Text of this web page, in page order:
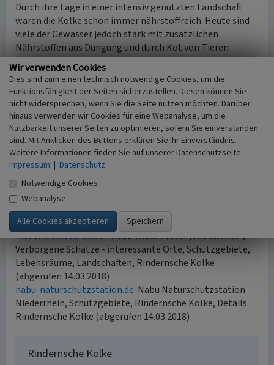
Durch ihre Lage in einer intensiv genutzten Landschaft
waren die Kolke schon immer nährstoffreich. Heute sind
viele der Gewässer jedoch stark mit zusätzlichen
Nährstoffen aus Düngung und durch Kot von Tieren
angereichert. Einige Gewässer wurden künstlich als
Viehtränken und Angelgewässer angelegt – letztere sind
heute verpachtet und werden regelmäßig beangelt.
(NABU-Naturschutzstation Niederrhein, 2018)
Internet
baeumen.de: Naturschutz im Kreis Kleve,
Naturschutzgebiete, NSG Salmorth und Rindernsche
Kolke (abgerufen 14.03.2018)
kleve-tourismus.de
Reiseführer, Natur in Kleve, Rindernsche Kolke in Kleve
(abgerufen 14.03.2018)
niederrheintouren.de: Niederrhein Touren, Niederrhein,
Verborgene Schätze - interessante Orte, Schutzgebiete,
Lebensräume, Landschaften, Rindernsche Kolke
(abgerufen 14.03.2018)
nabu-naturschutzstation.de: Nabu Naturschutzstation
Niederrhein, Schutzgebiete, Rindernsche Kolke, Details
Rindernsche Kolke (abgerufen 14.03.2018)
Rindernsche Kolke
Wir verwenden Cookies
Dies sind zum einen technisch notwendige Cookies, um die
Funktionsfähigkeit der Seiten sicherzustellen. Diesen können Sie
nicht widersprechen, wenn Sie die Seite nutzen möchten. Darüber
hinaus verwenden wir Cookies für eine Webanalyse, um die
Nutzbarkeit unserer Seiten zu optimieren, sofern Sie einverstanden
sind. Mit Anklicken des Buttons erklären Sie Ihr Einverständnis.
Weitere Informationen finden Sie auf unserer Datenschutzseite.
Impressum | Datenschutz
Notwendige Cookies
Webanalyse